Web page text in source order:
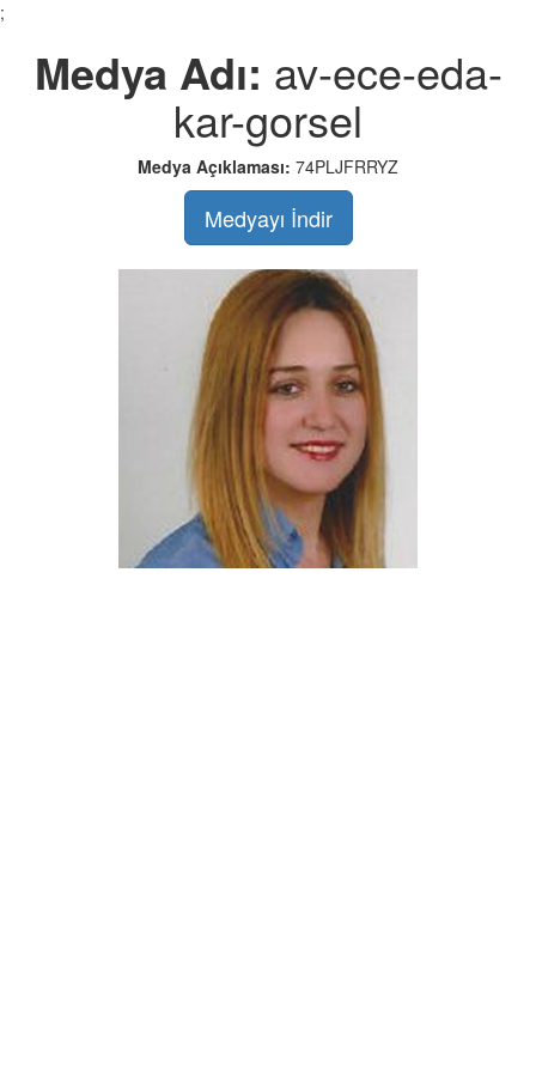
;
Medya Adı: av-ece-eda-
kar-gorsel
Medya Açıklaması: 74PLJFRRYZ
Medyayı İndir